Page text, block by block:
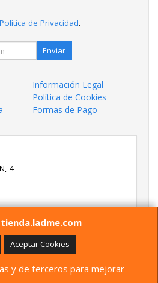
Aceptar Cookies
y de terceros para mejorar
Política de Privacidad.
Enviar
Información Legal
Política de Cookies
Formas de Pago
4
DE LUNES A VIERNES